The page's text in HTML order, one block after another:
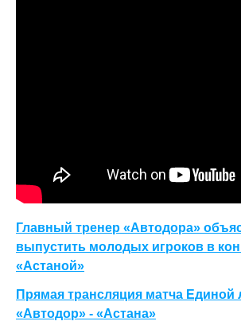
Главный тренер «Автодора»
выпустить молодых игроков в
«Астаной»
Прямая трансляция матча Единой
«Автодор» - «Астана»